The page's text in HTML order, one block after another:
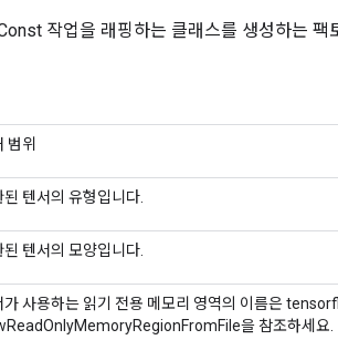
작업을 래핑하는 클래스를 생성하는 팩
범위
된 텐서의 유형입니다.
된 텐서의 모양입니다.
가 사용하는 읽기 전용 메모리 영역의 이름은
을 참조하세요.